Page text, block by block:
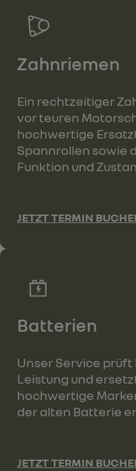
Zahnriemen
Ein rechtzeitiger
vor teuren
hochwertige
Spannrollen sowie
Funktion und
JETZT TERMIN
Batterien
Unser Service
Leistung und
hochwertige
der alten Batterie
JETZT TERMIN